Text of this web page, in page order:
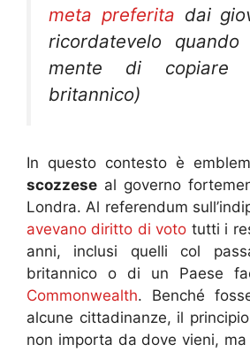
meta preferita dai
ricordatevelo
mente di copiare
britannico)
In questo contesto è
scozzese al governo
Londra. Al referendum
avevano diritto di voto tutti i
anni, inclusi quelli col
britannico o di un Paese
Commonwealth. Benché
alcune cittadinanze, il
non importa da dove vieni,